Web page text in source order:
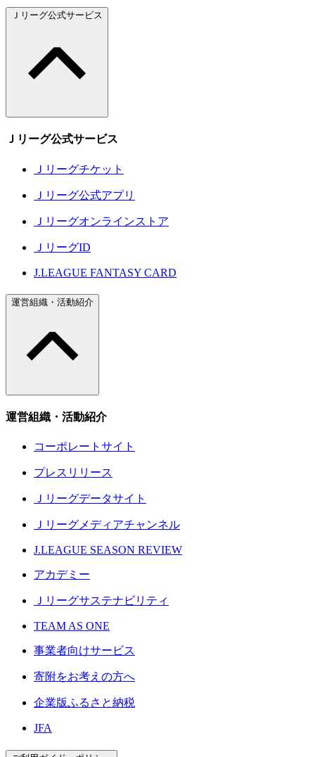
Ｊリーグ公式サービス
Ｊリーグ公式サービス
Ｊリーグチケット
Ｊリーグ公式アプリ
Ｊリーグオンラインストア
ＪリーグID
J.LEAGUE FANTASY CARD
運営組織・活動紹介
運営組織・活動紹介
コーポレートサイト
プレスリリース
Ｊリーグデータサイト
Ｊリーグメディアチャンネル
J.LEAGUE SEASON REVIEW
アカデミー
Ｊリーグサステナビリティ
TEAM AS ONE
事業者向けサービス
寄附をお考えの方へ
企業版ふるさと納税
JFA